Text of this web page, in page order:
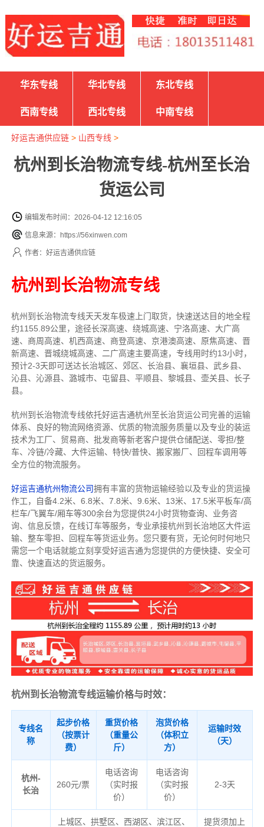
华东专线 华北专线 东北专线
西南专线 西北专线 中南专线
好运吉通供应链> 山西专线 >
杭州到长治物流专线-杭州至长治
货运公司
编辑发布时间：2026-04-12 12:16:05
信息来源：https://56xinwen.com
作者：好运吉通供应链
杭州到长治物流专线
杭州到长治物流专线天天发车极速上门取货，快速送达目的地全程
约1155.89公里，途径长深高速、绕城高速、宁洛高速、大广高
速、商周高速、机西高速、商登高速、京港澳高速、原焦高速、晋
新高速、晋城绕城高速、二广高速主要高速，专线用时约13小时，
预计2-3天即可送达长治城区、郊区、长治县、襄垣县、武乡县、
沁县、沁源县、潞城市、屯留县、平顺县、黎城县、壶关县、长子
县。
杭州到长治物流专线依托好运吉通杭州至长治货运公司完善的运输
体系、良好的物流网络资源、优质的物流服务质量以及专业的装运
技术为工厂、贸易商、批发商等新老客户提供仓储配送、零担/整
车、冷链/冷藏、大件运输、特快/普快、搬家搬厂、回程车调用等
全方位的物流服务。
好运吉通杭州物流公司拥有丰富的货物运输经验以及专业的货运操
作工，自备4.2米、6.8米、7.8米、9.6米、13米、17.5米平板车/高
栏车/飞翼车/厢车等300余台为您提供24小时货物查询、业务咨
询、信息反馈，在线订车等服务， 专业承接杭州到长治地区大件运
输、整车零担、回程车等货运业务。 您只要有货，无论何时何地只
需您一个电话就能立刻享受好运吉通为您提供的方便快捷、安全可
靠、快速直达的货运服务。
杭州到长治物流专线运输价格与时效：
专线名
称
起步价格
（按票计
费）
重货价格
（重量公
斤）
泡货价格
（体积立
方）
运输时效
（天）
杭州-
长治
260元/票
电话咨询
（实时报
价）
电话咨询
（实时报
价）
2-3天
上城区、拱墅区、西湖区、滨江区、
提货须加上